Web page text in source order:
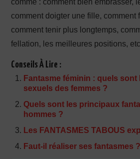
comme : comment bien embrasser,
comment doigter une fille, comment
comment tenir plus longtemps,
fellation, les meilleures positions,
Conseils À Lire :
Fantasme féminin : quels
sexuels des femmes ?
Quels sont les principaux
hommes ?
Les FANTASMES TABOUS
Faut-il réaliser ses fantasmes ?